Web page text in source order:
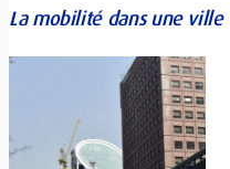
La mobilité dans une ville